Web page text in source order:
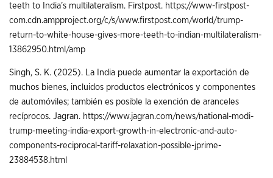
teeth to India’s multilateralism. Firstpost. https://www-firstpost-
com.cdn.ampproject.org/c/s/www.firstpost.com/world/trump-
return-to-white-house-gives-more-teeth-to-indian-multilateralism-
13862950.html/amp
Singh, S. K. (2025). La India puede aumentar la exportación de
muchos bienes, incluidos productos electrónicos y componentes
de automóviles; también es posible la exención de aranceles
recíprocos. Jagran. https://www.jagran.com/news/national-modi-
trump-meeting-india-export-growth-in-electronic-and-auto-
components-reciprocal-tariff-relaxation-possible-jprime-
23884538.html